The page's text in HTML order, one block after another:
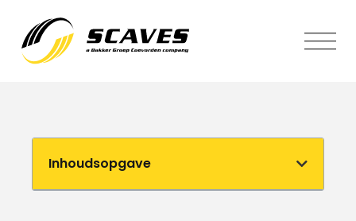
Inhoudsopgave